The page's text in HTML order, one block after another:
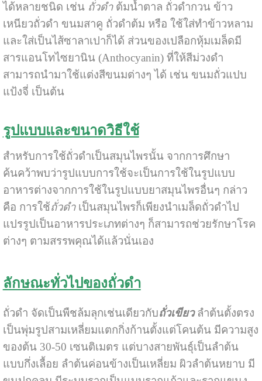
ได้หลายชนิด เช่น ถั่วดำต้มน้ำตาล ถั่วดำกวน ข้าว
เหนียวถั่วดำ ขนมสาคู ถั่วดำต้ม หรือ ใช้ใส่ทำข้าวหลาม
และใส่เป็นไส้ซาลาเปาก็ได้ ส่วนของเปลือกหุ้มเมล็ดมี
สารแอนโทไซยานิน (Anthocyanin) ที่ให้สีม่วงดำ
สามารถนำมาใช้แต่งสีขนมต่างๆ ได้ เช่น ขนมถั่วแปบ
แป้งจี่ เป็นต้น
รูปแบบและขนาดวิธีใช้
สำหรับการใช้ถั่วดำเป็นสมุนไพรนั้น จากการศึกษา
ค้นคว้าพบว่ารูปแบบการใช้จะเป็นการใช้ในรูปแบบ
อาหารต่างจากการใช้ในรูปแบบยาสมุนไพรอื่นๆ กล่าว
คือ การใช้ถั่วดำเป็นสมุนไพรก็เพียงนำเมล็ดถั่วดำไป
แปรรูปเป็นอาหารประเภทต่างๆ ก็สามารถช่วยรักษาโรค
ต่างๆ ตามสรรพคุณได้แล้วนั่นเอง
ลักษณะทั่วไปของถั่วดำ
ถั่วดำ จัดเป็นพืชล้มลุกเช่นเดียวกับถั่วเขียว ลำต้นตั้งตรง
เป็นพุ่มรูปสามเหลี่ยมแตกกิ่งก้านตั้งแต่โคนต้น มีความสูง
ของต้น 30-50 เซนติเมตร แต่บางสายพันธุ์เป็นลำต้น
แบบกึ่งเลื้อย ลำต้นค่อนข้างเป็นเหลี่ยม ผิวลำต้นหยาบ มี